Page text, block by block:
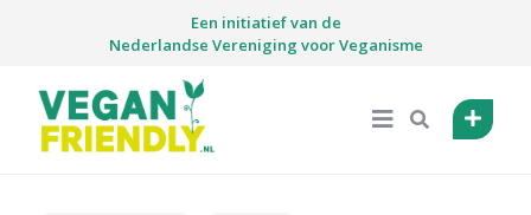
Een initiatief van de
Nederlandse Vereniging voor Veganisme